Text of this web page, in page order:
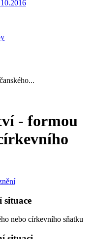
- formou
situace
nebo církevního sňatku